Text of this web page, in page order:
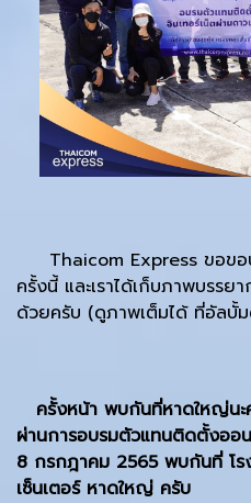
Thaicom Express ขอขอ
ครั้งนี้ และเราได้เก็บภาพบรรย
ด้วยครับ (ดูภาพเต็มได้ ที่อัลบั้
ครั้งหน้า พบกันที่หาดใหญ่นะ
ผ่านการอบรมตัวแทนติดตั้งออ
8 กรกฎาคม 2565 พบกันที่ โร
เซ็นเตอร์ หาดใหญ่ ครับ